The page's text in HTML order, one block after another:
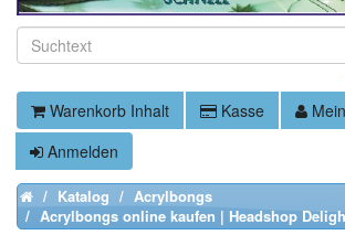
Warenkorb Inhalt Kasse
Anmelden
HomeKatalog
Acrylbongs
Acrylbongs online kaufen | Headshop